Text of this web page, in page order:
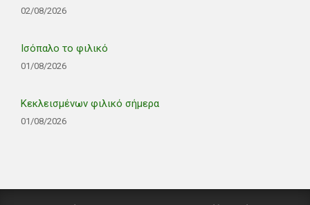
02/08/2026
Ισόπαλο το φιλικό
01/08/2026
Κεκλεισμένων φιλικό σήμερα
01/08/2026